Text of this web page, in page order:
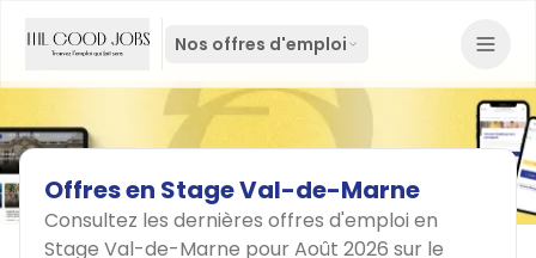
Nos offres d'emploi
Offresen StageVal-de-Marne
Consultez les dernières offres d'emploi en
Stage Val-de-Marne pour Août 2026 sur le